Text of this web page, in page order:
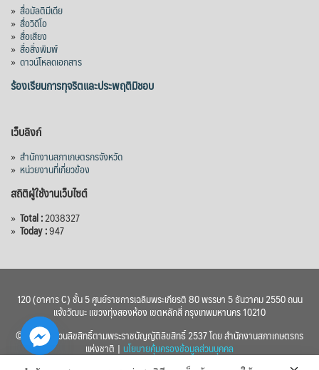
» สื่อมัลติมีเดีย
» สื่อวิดีโอ
» สื่อเสียง
» สื่อสิ่งพิมพ์
» ดาวน์โหลดเอกสาร
ร้องเรียนการทุจริตและประพฤติมิชอบ
เว็บลิงก์
» สำนักงานสภาเกษตรกรจังหวัด
» หน่วยงานที่เกี่ยวข้อง
สถิติผู้ใช้งานเว็บไซต์
» Total :2038327
» Today :947
120 (อาคาร C) ชั้น 5 ศูนย์ราชการเฉลิมพระเกียรติ 80 พรรษา 5 ธันวาคม 2550 ถนน
แจ้งวัฒนะ แขวงทุ่งสองห้อง เขตหลักสี่ กรุงเทพมหานคร 10210
© 2560 สงวนลิขสิทธิ์ตามพระราชบัญญัติลิขสิทธิ์ 2537 โดย สำนักงานสภาเกษตรกร
แห่งชาติ | นโยบายคุ้มครองข้อมูลส่วนบุคคล